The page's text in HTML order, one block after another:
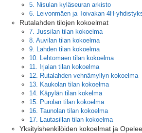
5. Nisulan kyläseuran arkisto
6. Leivonmäen ja Toivakan 4H-
Rutalahden tilojen kokoelmat
7. Jussilan tilan kokoelma
8. Auvilan tilan kokoelma
9. Lahden tilan kokoelma
10. Lehtomäen tilan kokoelma
11. Irjalan tilan kokoelma
12. Rutalahden vehnämyllyn kokoelma
13. Kaukolan tilan kokoelma
14. Käpylän tilan kokelma
15. Purolan tilan kokoelma
16. Taunolan tilan kokoelma
17. Lautasillan tilan kokoelma
Yksityishenkilöiden kokoelmat ja